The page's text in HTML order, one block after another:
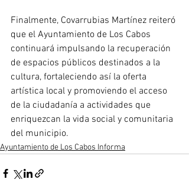
Finalmente, Covarrubias Martínez reiteró
que el Ayuntamiento de Los Cabos
continuará impulsando la recuperación
de espacios públicos destinados a la
cultura, fortaleciendo así la oferta
artística local y promoviendo el acceso
de la ciudadanía a actividades que
enriquezcan la vida social y comunitaria
del municipio.
Ayuntamiento de Los Cabos Informa